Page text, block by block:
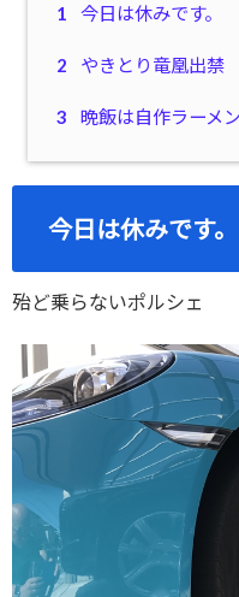
1 今日は休みです。
2 やきとり竜凰出禁
3 晩飯は自作ラーメン
今日は休みです。
殆ど乗らないポルシェ